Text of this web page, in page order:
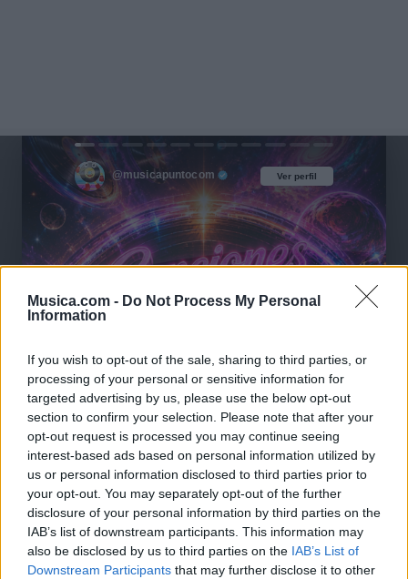
Musica.com - Do Not Process My Personal
Information
If you wish to opt-out of the sale, sharing to third parties, or
processing of your personal or sensitive information for
targeted advertising by us, please use the below opt-out
section to confirm your selection. Please note that after your
opt-out request is processed you may continue seeing
interest-based ads based on personal information utilized by
us or personal information disclosed to third parties prior to
your opt-out. You may separately opt-out of the further
disclosure of your personal information by third parties on the
IAB’s list of downstream participants. This information may
also be disclosed by us to third parties on the IAB’s List of
Downstream Participants that may further disclose it to other
Ver perfil
@musicapuntocom Ver perfil
🪐🚀 Canciones para Ver las Estrellas:
Psicodelia y Space Rock 🎸✨